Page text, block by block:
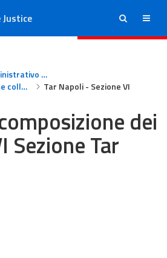
ricerca menu
Tribunale amministrativo regionale per la Campania - Napoli
Decreti composizione collegi Tar Napoli
Tar Napoli - Sezione VI
dei
Sezione Tar